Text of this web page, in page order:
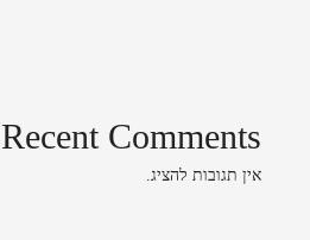
Recent Comments
אין תגובות להציג.